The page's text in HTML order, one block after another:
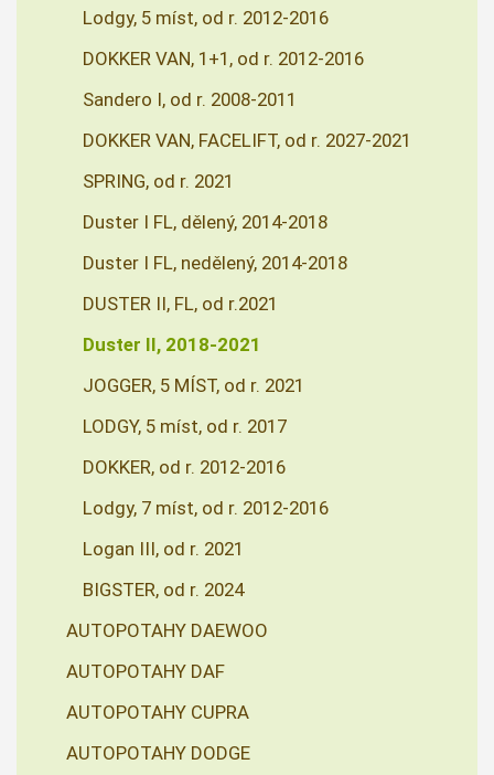
Lodgy, 5 míst, od r. 2012-2016
DOKKER VAN, 1+1, od r. 2012-2016
Sandero I, od r. 2008-2011
DOKKER VAN, FACELIFT, od r. 2027-2021
SPRING, od r. 2021
Duster I FL, dělený, 2014-2018
Duster I FL, nedělený, 2014-2018
DUSTER II, FL, od r.2021
Duster II, 2018-2021
JOGGER, 5 MÍST, od r. 2021
LODGY, 5 míst, od r. 2017
DOKKER, od r. 2012-2016
Lodgy, 7 míst, od r. 2012-2016
Logan III, od r. 2021
BIGSTER, od r. 2024
AUTOPOTAHY DAEWOO
AUTOPOTAHY DAF
AUTOPOTAHY CUPRA
AUTOPOTAHY DODGE